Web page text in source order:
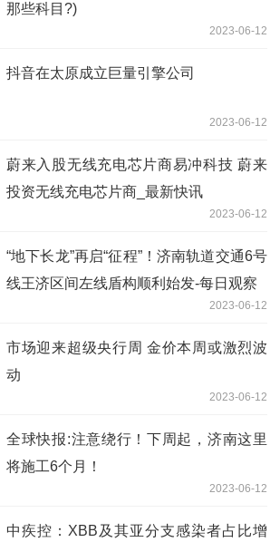
那些科目?)
2023-06-12
抖音在太原成立巨量引擎公司
2023-06-12
蔚来入股无线充电芯片商易冲科技 蔚来
投资无线充电芯片商_最新快讯
2023-06-12
“地下长龙”再启“征程”！济南轨道交通6号
线王济区间左线盾构顺利始发-每日观察
2023-06-12
市场迎来超级央行周 金价本周或激烈波
动
2023-06-12
全球快报:注意绕行！下周起，济南这里
将施工6个月！
2023-06-12
中疾控：XBB及其亚分支感染者占比增